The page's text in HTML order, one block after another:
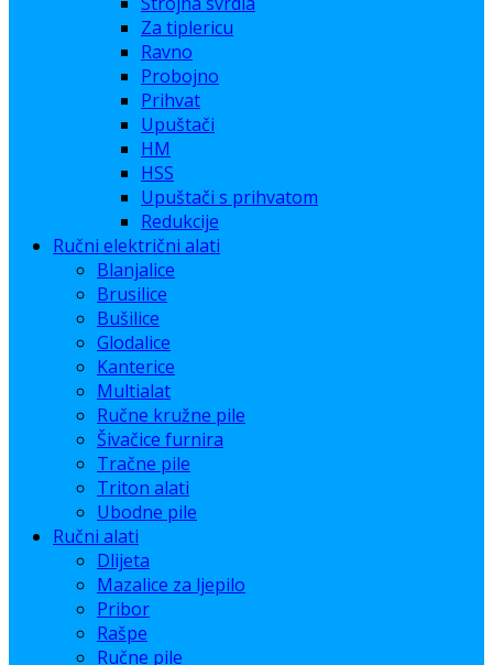
Za tiplericu
Ravno
Probojno
Prihvat
Upuštači
HM
HSS
Upuštači s prihvatom
Redukcije
Ručni električni alati
Blanjalice
Brusilice
Bušilice
Glodalice
Kanterice
Multialat
Ručne kružne pile
Šivačice furnira
Tračne pile
Triton alati
Ubodne pile
Ručni alati
Dlijeta
Mazalice za ljepilo
Pribor
Rašpe
Ručne pile